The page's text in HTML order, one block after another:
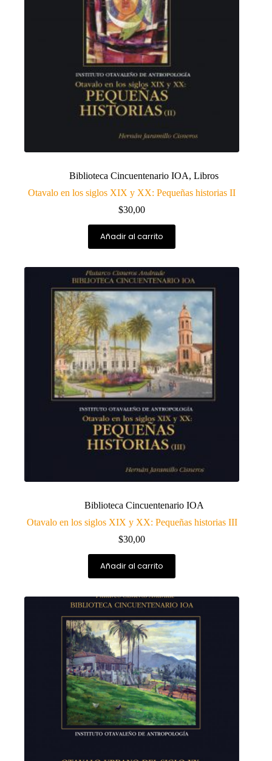
Biblioteca Cincuentenario IOA,Libros
Otavalo en los siglos XIX y XX: Pequeñas historias II
$30,00
Añadir al carrito
Biblioteca Cincuentenario IOA
Otavalo en los siglos XIX y XX: Pequeñas historias III
$30,00
Añadir al carrito